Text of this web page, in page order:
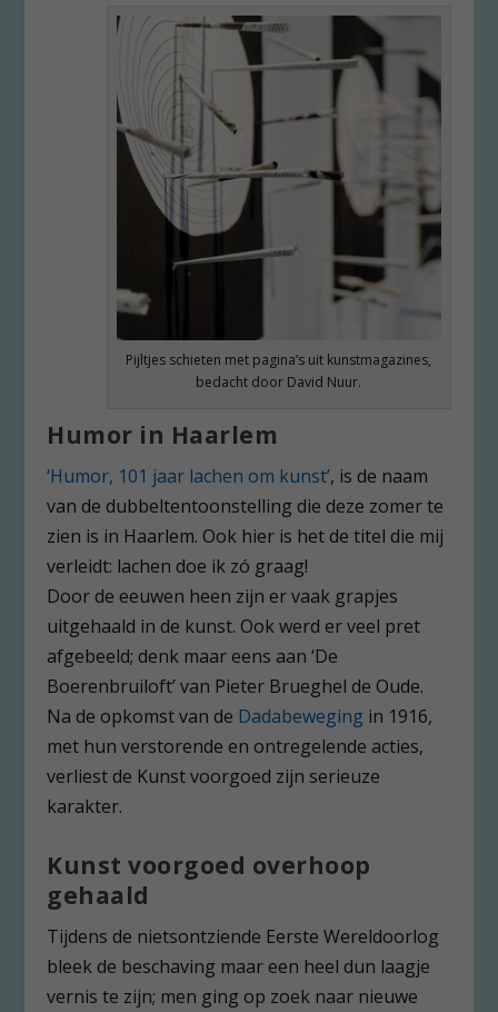
Pijltjes schieten met pagina’s uit kunstmagazines,
bedacht door David Nuur.
Humor in Haarlem
‘Humor, 101 jaar lachen om kunst’, is de naam
van de dubbeltentoonstelling die deze zomer te
zien is in Haarlem. Ook hier is het de titel die mij
verleidt: lachen doe ik zó graag!
Door de eeuwen heen zijn er vaak grapjes
uitgehaald in de kunst. Ook werd er veel pret
afgebeeld; denk maar eens aan ‘De
Boerenbruiloft’ van Pieter Brueghel de Oude.
Na de opkomst van de Dadabeweging in 1916,
met hun verstorende en ontregelende acties,
verliest de Kunst voorgoed zijn serieuze
karakter.
Kunst voorgoed overhoop
gehaald
Tijdens de nietsontziende Eerste Wereldoorlog
bleek de beschaving maar een heel dun laagje
vernis te zijn; men ging op zoek naar nieuwe